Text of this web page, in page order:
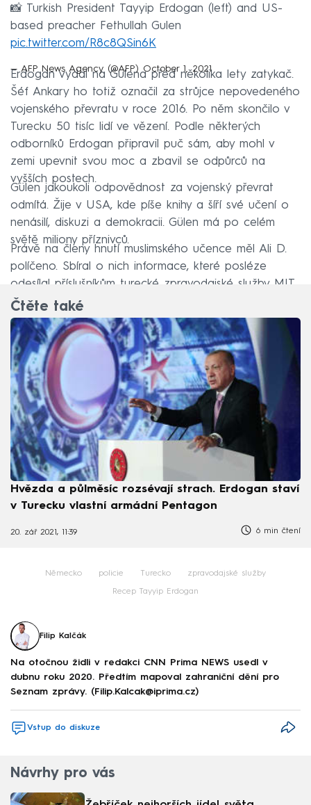
📸 Turkish President Tayyip Erdogan (left) and US-
based preacher Fethullah Gulen
pic.twitter.com/R8c8QSin6K
— AFP News Agency (@AFP) October 1, 2021
Erdogan vydal na Gülena před několika lety zatykač.
Šéf Ankary ho totiž označil za strůjce nepovedeného
vojenského převratu v roce 2016. Po něm skončilo v
Turecku 50 tisíc lidí ve vězení. Podle některých
odborníků Erdogan připravil puč sám, aby mohl v
zemi upevnit svou moc a zbavil se odpůrců na
vyšších postech.
Gülen jakoukoli odpovědnost za vojenský převrat
odmítá. Žije v USA, kde píše knihy a šíří své učení o
nenásilí, diskuzi a demokracii. Gülen má po celém
světě miliony příznivců.
Právě na členy hnutí muslimského učence měl Ali D.
políčeno. Sbíral o nich informace, které posléze
odesílal příslušníkům turecké zpravodajské služby MIT.
Čtěte také
Hvězda a půlměsíc rozsévají strach. Erdogan staví
v Turecku vlastní armádní Pentagon
20. zář 2021, 11:39 6 min čtení
Německo policie Turecko zpravodajské služby
Recep Tayyip Erdogan
Filip Kalčák
Na otočnou židli v redakci CNN Prima NEWS usedl v
dubnu roku 2020. Předtím mapoval zahraniční dění pro
Seznam zprávy. (Filip.Kalcak@iprima.cz)
Vstup do diskuze
Návrhy pro vás